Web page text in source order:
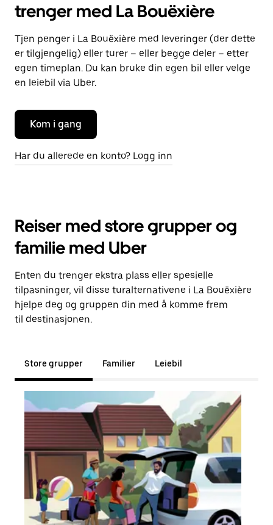
trenger med La Bouëxière
Tjen penger i La Bouëxière med leveringer (der dette
er tilgjengelig) eller turer – eller begge deler – etter
egen timeplan. Du kan bruke din egen bil eller velge
en leiebil via Uber.
Kom i gang
Har du allerede en konto? Logg inn
Reiser med store grupper og
familie med Uber
Enten du trenger ekstra plass eller spesielle
tilpasninger, vil disse turalternativene i La Bouëxière
hjelpe deg og gruppen din med å komme frem
til destinasjonen.
Store grupper Familier Leiebil